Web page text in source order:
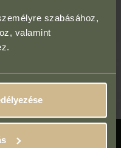
szabásához,
valamintfelé!